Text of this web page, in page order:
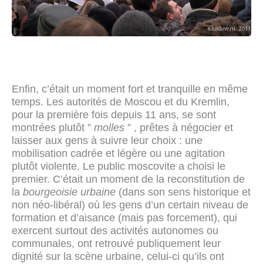
Enfin, c’était un moment fort et tranquille en même
temps. Les autorités de Moscou et du Kremlin,
pour la première fois depuis 11 ans, se sont
montrées plutôt ” molles ” , prêtes à négocier et
laisser aux gens à suivre leur choix : une
mobilisation cadrée et légère ou une agitation
plutôt violente. Le public moscovite a choisi le
premier. C’était un moment de la reconstitution de
la bourgeoisie urbaine (dans son sens historique et
non néo-libéral) où les gens d’un certain niveau de
formation et d’aisance (mais pas forcement), qui
exercent surtout des activités autonomes ou
communales, ont retrouvé publiquement leur
dignité sur la scène urbaine, celui-ci qu’ils ont